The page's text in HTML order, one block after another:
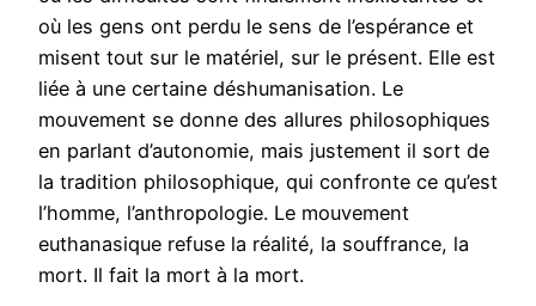
où les gens ont perdu le sens de l’espérance et
misent tout sur le matériel, sur le présent. Elle est
liée à une certaine déshumanisation. Le
mouvement se donne des allures philosophiques
en parlant d’autonomie, mais justement il sort de
la tradition philosophique, qui confronte ce qu’est
l’homme, l’anthropologie. Le mouvement
euthanasique refuse la réalité, la souffrance, la
mort. Il fait la mort à la mort.